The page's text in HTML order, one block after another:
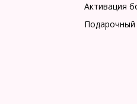
Активация
Подарочный